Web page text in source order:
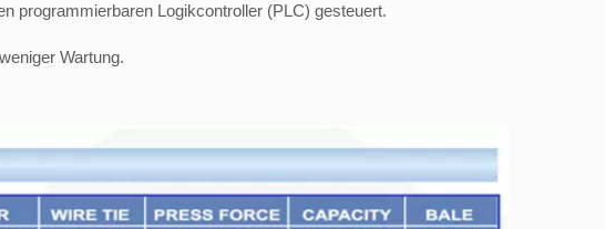
TB-0708-Serie
programmierbaren Logikcontroller (PLC) gesteuert.
Wartung.